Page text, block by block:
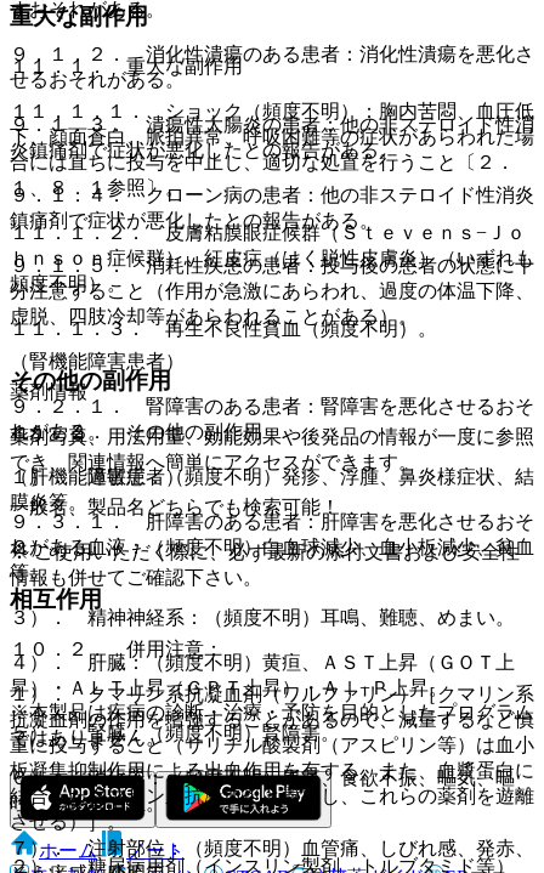
すおそれがある。
９．１．２． 消化性潰瘍のある患者：消化性潰瘍を悪化さ
せるおそれがある。
９．１．３． 潰瘍性大腸炎の患者：他の非ステロイド性消
炎鎮痛剤で症状が悪化したとの報告がある。
９．１．４． クローン病の患者：他の非ステロイド性消炎
鎮痛剤で症状が悪化したとの報告がある。
９．１．５． 消耗性疾患の患者：投与後の患者の状態に十
分注意すること（作用が急激にあらわれ、過度の体温下降、
虚脱、四肢冷却等があらわれることがある）。
（腎機能障害患者）
９．２．１． 腎障害のある患者：腎障害を悪化させるおそ
れがある。
（肝機能障害患者）
９．３．１． 肝障害のある患者：肝障害を悪化させるおそ
れがある。
相互作用
１０．２． 併用注意：
１）． クマリン系抗凝血剤（ワルファリン）［クマリン系
抗凝血剤の作用を増強することがあるので、減量するなど慎
重に投与すること（サリチル酸製剤（アスピリン等）は血小
板凝集抑制作用による出血作用を有する、また、血漿蛋白に
結合したクマリン系抗凝血剤と置換し、これらの薬剤を遊離
させる）］。
２）． 糖尿病用剤（インスリン製剤、トルブタミド等）
重大な副作用
１１．１． 重大な副作用
１１．１．１． ショック（頻度不明）：胸内苦悶、血圧低
下、顔面蒼白、脈拍異常、呼吸困難等の症状があらわれた場
合には直ちに投与を中止し、適切な処置を行うこと〔２．
１、８．１参照〕。
１１．１．２． 皮膚粘膜眼症候群（Ｓｔｅｖｅｎｓ−Ｊｏ
ｈｎｓｏｎ症候群）、紅皮症（はく脱性皮膚炎）（いずれも
頻度不明）。
１１．１．３． 再生不良性貧血（頻度不明）。
その他の副作用
１１．２． その他の副作用
１）． 過敏症：（頻度不明）発疹、浮腫、鼻炎様症状、結
膜炎等。
２）． 血液：（頻度不明）白血球減少、血小板減少、貧血
等。
３）． 精神神経系：（頻度不明）耳鳴、難聴、めまい。
４）． 肝臓：（頻度不明）黄疸、ＡＳＴ上昇（ＧＯＴ上
昇）・ＡＬＴ上昇（ＧＰＴ上昇）・Ａｌ−Ｐ上昇。
５）． 腎臓：（頻度不明）腎障害。
６）． 消化器：（頻度不明）胃痛、食欲不振、嘔気、嘔
吐、消化管出血。
７）． 注射部位：（頻度不明）血管痛、しびれ感、発赤、
薬剤情報
薬剤写真、用法用量、効能効果や後発品の情報が一度に参照
でき、関連情報へ簡単にアクセスができます。
一般名、製品名どちらでも検索可能！
※ ご使用いただく際に、必ず最新の添付文書および安全性
情報も併せてご確認下さい。
※本製品は疾病の診断・治療・予防を目的としたプログラム
ではありません。
ホーム
ノート